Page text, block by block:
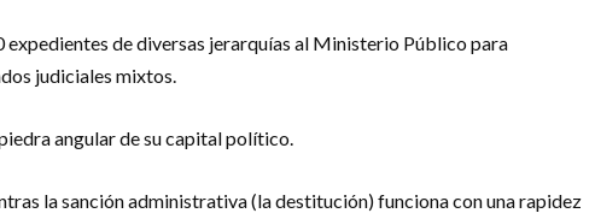
de diversas jerarquías al Ministerio Público para
judiciales mixtos.
angular de su capital político.
la sanción administrativa (la destitución) funciona con una rapidez